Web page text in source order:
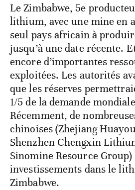
Le Zimbabwe, 5e
lithium, avec une mine en
seul pays africain à
jusqu’à une date récente.
encore d’importantes
exploitées. Les autorités
que les réserves
1/5 de la demande
Récemment, de
chinoises (Zhejiang
Shenzhen Chengxin
Sinomine Resource Group)
investissements dans le
Zimbabwe.